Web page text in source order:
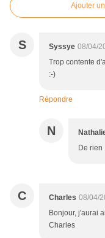
Ajouter
S Syssye 08/04/
Trop contente
:-)
Répondre
N
De rien
C Charles 08/04/
Bonjour, j'aurai
Charles